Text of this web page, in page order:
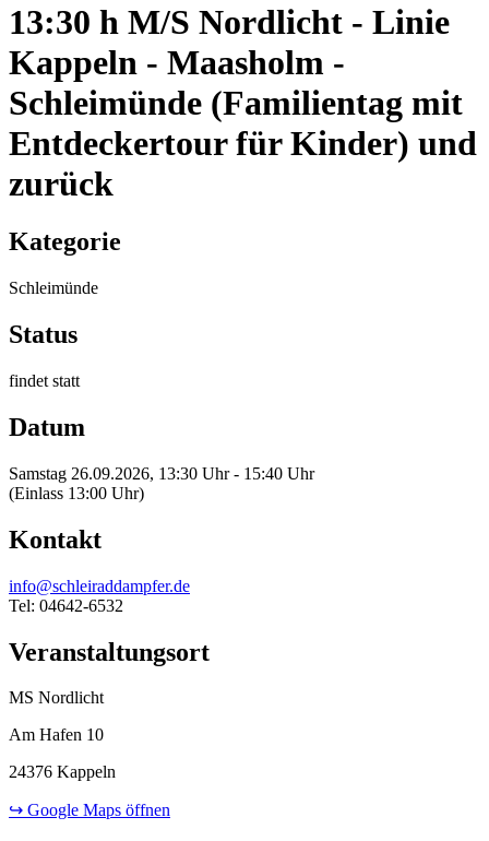
13:30 h M/S Nordlicht - Linie
Kappeln - Maasholm -
Schleimünde (Familientag mit
Entdeckertour für Kinder) und
zurück
Kategorie
Schleimünde
Status
findet statt
Datum
Samstag 26.09.2026, 13:30 Uhr - 15:40 Uhr
(Einlass 13:00 Uhr)
Kontakt
info@schleiraddampfer.de
Tel: 04642-6532
Veranstaltungsort
MS Nordlicht
Am Hafen 10
24376 Kappeln
↪ Google Maps öffnen